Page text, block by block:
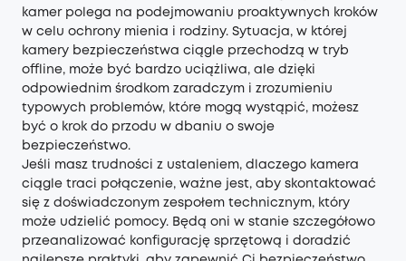
kamer polega na podejmowaniu proaktywnych kroków
w celu ochrony mienia i rodziny. Sytuacja, w której
kamery bezpieczeństwa ciągle przechodzą w tryb
offline, może być bardzo uciążliwa, ale dzięki
odpowiednim środkom zaradczym i zrozumieniu
typowych problemów, które mogą wystąpić, możesz
być o krok do przodu w dbaniu o swoje
bezpieczeństwo.
Jeśli masz trudności z ustaleniem, dlaczego kamera
ciągle traci połączenie, ważne jest, aby skontaktować
się z doświadczonym zespołem technicznym, który
może udzielić pomocy. Będą oni w stanie szczegółowo
przeanalizować konfigurację sprzętową i doradzić